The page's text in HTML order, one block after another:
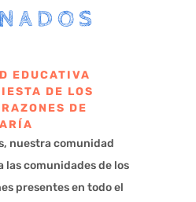
EDUCATIVA
DE LOS
DE
nuestra comunidad
las comunidades de los
presentes en todo el